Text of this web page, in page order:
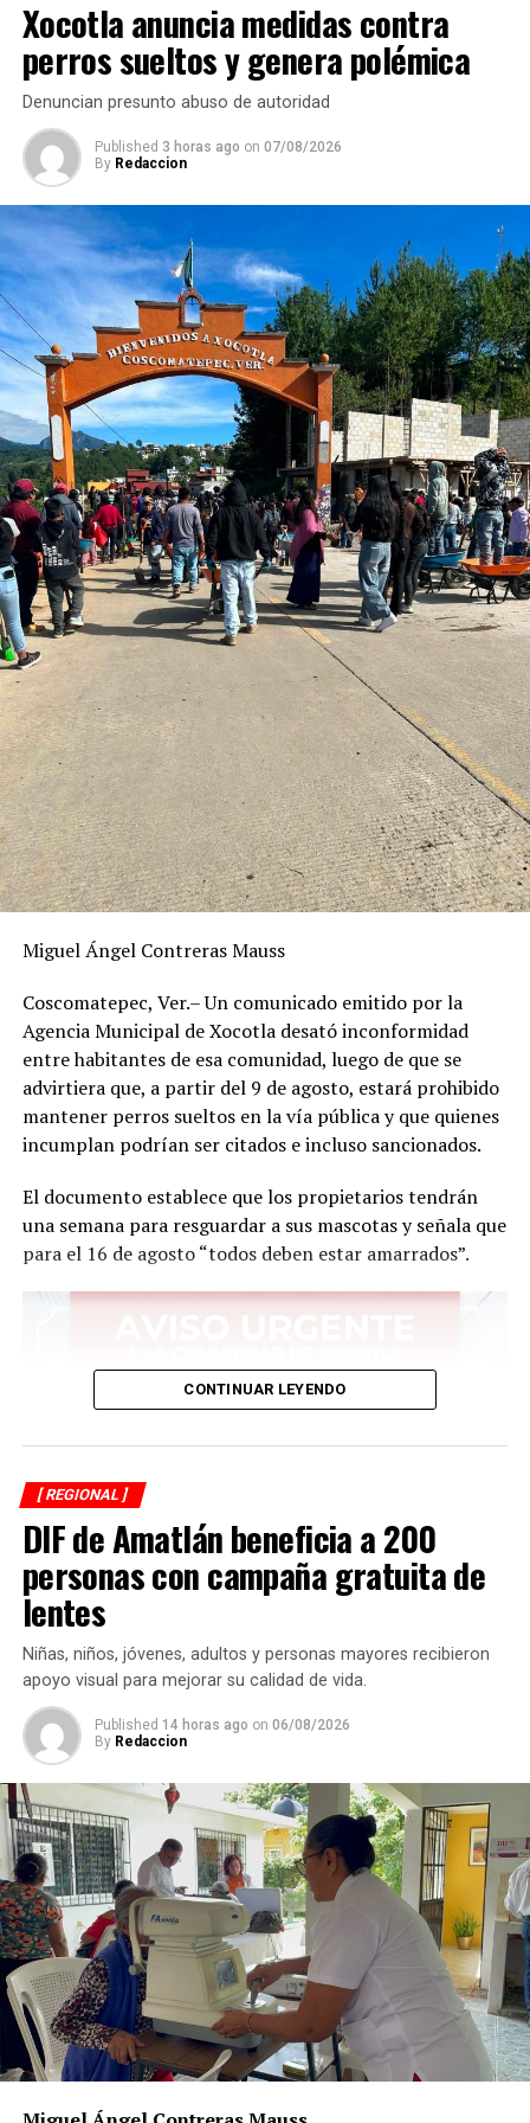
ANTES
Lluvias golpean la calidad de la caña y desploman el
Karbe en Veracruz
Xocotla anuncia medidas contra
perros sueltos y genera polémica
Denuncian presunto abuso de autoridad
Published 3 horas ago on 07/08/2026
By Redaccion
Miguel Ángel Contreras Mauss
Coscomatepec, Ver.– Un comunicado emitido por la
Agencia Municipal de Xocotla desató inconformidad
entre habitantes de esa comunidad, luego de que se
advirtiera que, a partir del 9 de agosto, estará prohibido
mantener perros sueltos en la vía pública y que quienes
incumplan podrían ser citados e incluso sancionados.
El documento establece que los propietarios tendrán
una semana para resguardar a sus mascotas y señala que
para el 16 de agosto “todos deben estar amarrados”.
Asimismo, anuncia que ese día autoridades comunitarias
realizarán recorridos para fotografiar a los perros que
permanezcan en las calles, solicitar información a
vecinos para identificar a sus dueños y, posteriormente,
citarlos al palacio de la comunidad, donde incluso
podrían hacerse acreedores a una multa.
La publicación provocó críticas entre pobladores,
quienes consideran que la Agencia Municipal podría
estar excediendo sus atribuciones al anunciar posibles
sanciones sin precisar el fundamento jurídico que las
CONTINUAR LEYENDO
[ REGIONAL ]
DIF de Amatlán beneficia a 200
personas con campaña gratuita de
lentes
Niñas, niños, jóvenes, adultos y personas mayores recibieron
apoyo visual para mejorar su calidad de vida.
Published 14 horas ago on 06/08/2026
By Redaccion